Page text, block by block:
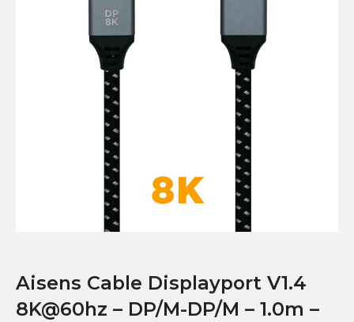
Aisens Cable Displayport V1.4
8K@60hz – DP/M-DP/M – 1.0m –